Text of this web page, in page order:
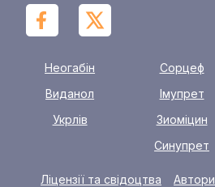
Неогабін Сорцеф
Виданол
Імупрет
Укрлів
Зиоміцин
Синупрет
Ліцензії та свідоцтва Автори